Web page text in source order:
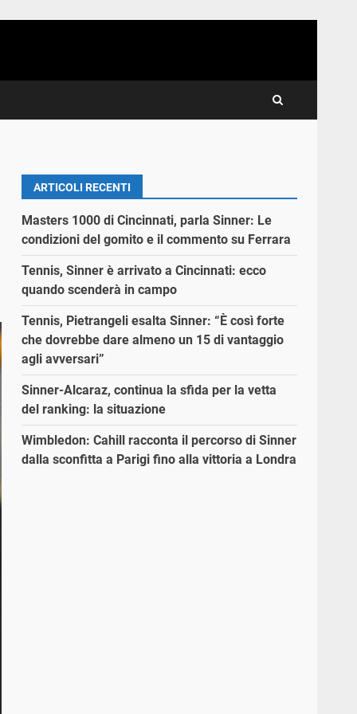
ARTICOLI RECENTI
Masters 1000 di Cincinnati, parla Sinner: Le
condizioni del gomito e il commento su Ferrara
Tennis, Sinner è arrivato a Cincinnati: ecco
quando scenderà in campo
Tennis, Pietrangeli esalta Sinner: “È così forte
che dovrebbe dare almeno un 15 di vantaggio
agli avversari”
Sinner-Alcaraz, continua la sfida per la vetta
del ranking: la situazione
Wimbledon: Cahill racconta il percorso di Sinner
dalla sconfitta a Parigi fino alla vittoria a Londra